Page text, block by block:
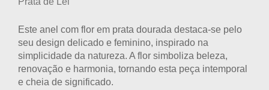
Este anel com flor em prata dourada destaca-se pelo
seu design delicado e feminino, inspirado na
simplicidade da natureza. A flor simboliza beleza,
renovação e harmonia, tornando esta peça intemporal
e cheia de significado.